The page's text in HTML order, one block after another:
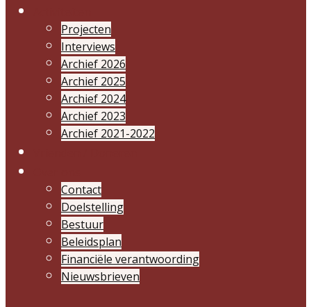
Projecten
Interviews
Archief 2026
Archief 2025
Archief 2024
Archief 2023
Archief 2021-2022
Contact
Doelstelling
Bestuur
Beleidsplan
Financiële verantwoording
Nieuwsbrieven